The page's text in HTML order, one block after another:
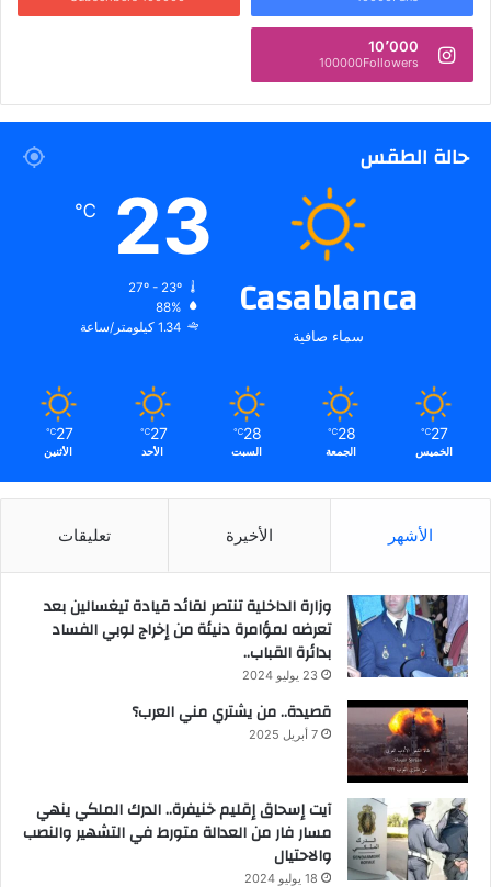
10٬000
100000Followers
حالة الطقس
Casablanca
سماء صافية
23
℃
27º - 23º
88%
1.34 كيلومتر/ساعة
27
℃
الخميس
28
℃
الجمعة
28
℃
السبت
27
℃
الأحد
27
℃
الأثنين
الأشهر الأخيرة تعليقات
وزارة الداخلية تنتصر لقائد قيادة تيغسالين بعد
تعرضه لمؤامرة دنيئة من إخراج لوبي الفساد
بدائرة القباب..
23 يوليو 2024
قصيدة.. من يشتري مني العرب؟
7 أبريل 2025
آيت إسحاق إقليم خنيفرة.. الدرك الملكي ينهي
مسار فار من العدالة متورط في التشهير والنصب
والاحتيال
18 يوليو 2024